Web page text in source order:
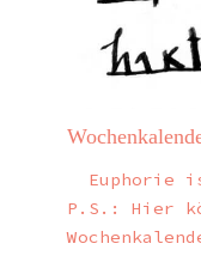
Euphorie
P.S.: Hier